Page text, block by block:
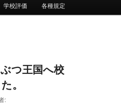
学校評価 各種規定
つ王国へ校
。
: